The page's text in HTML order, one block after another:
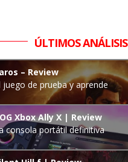
ÚLTIMOS ANÁLISIS
– Review
juego de prueba y aprende
Xbox Ally X | Review
consola portátil definitiva